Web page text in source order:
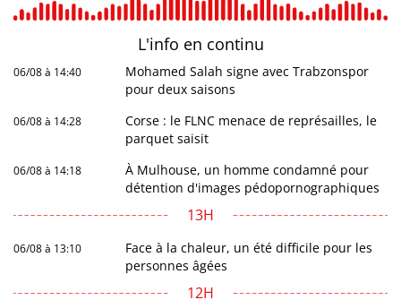
L'info en continu
06/08 à 14:40
Mohamed Salah signe avec Trabzonspor
pour deux saisons
06/08 à 14:28
Corse : le FLNC menace de représailles, le
parquet saisit
06/08 à 14:18
À Mulhouse, un homme condamné pour
détention d'images pédopornographiques
13H
06/08 à 13:10
Face à la chaleur, un été difficile pour les
personnes âgées
12H